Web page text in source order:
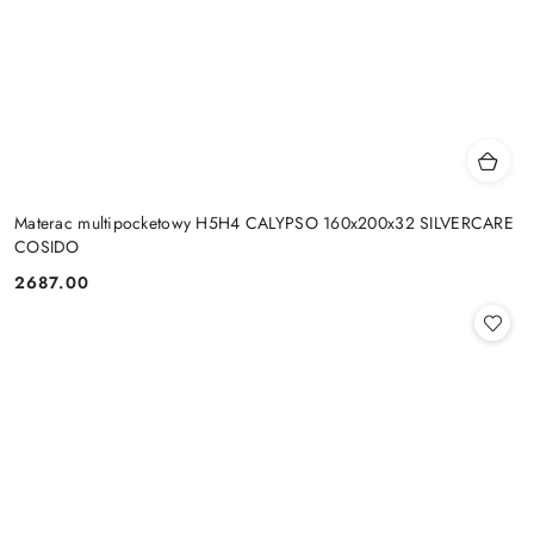
Materac multipocketowy H5H4 CALYPSO 160x200x32 SILVERCARE
COSIDO
Cena:
2687.00